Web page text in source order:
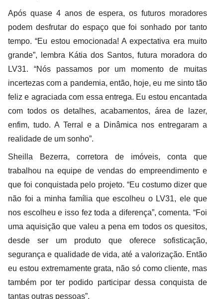
Após quase 4 anos de espera, os futuros moradores
podem desfrutar do espaço que foi sonhado por tanto
tempo. “Eu estou emocionada! A expectativa era muito
grande”, lembra Kátia dos Santos, futura moradora do
LV31. “Nós passamos por um momento de muitas
incertezas com a pandemia, então, hoje, eu me sinto tão
feliz e agraciada com essa entrega. Eu estou encantada
com todos os detalhes, acabamentos, área de lazer,
enfim, tudo. A Terral e a Dinâmica nos entregaram a
realidade de um sonho”.
Sheilla Bezerra, corretora de imóveis, conta que
trabalhou na equipe de vendas do empreendimento e
que foi conquistada pelo projeto. “Eu costumo dizer que
não foi a minha família que escolheu o LV31, ele que
nos escolheu e isso fez toda a diferença”, comenta. “Foi
uma aquisição que valeu a pena em todos os quesitos,
desde ser um produto que oferece sofisticação,
segurança e qualidade de vida, até a valorização. Então
eu estou extremamente grata, não só como cliente, mas
também por ter podido participar dessa conquista de
tantas outras pessoas”.